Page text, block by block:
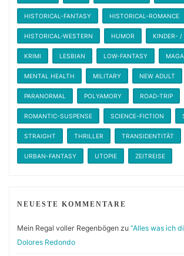
HISTORICAL-FANTASY HISTORICAL-ROMANCE
HISTORICAL-WESTERN HUMOR KINDER- /
KRIMI LESBIAN LOW-FANTASY
MENTAL HEALTH MILITARY NEW ADULT
PARANORMAL POLYAMORY ROAD-TRIP
ROMANTIC-SUSPENSE SCIENCE-FICTION
STRAIGHT THRILLER TRANSIDENTITÄT
URBAN-FANTASY UTOPIE ZEITREISE
NEUESTE KOMMENTARE
Mein Regal voller Regenbögenzu “Alles was ich
Dolores Redondo